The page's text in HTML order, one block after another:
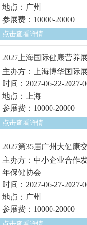
地点：广州
参展费：10000-20000
点击查看详情
2027上海国际健康营养
主办方：上海博华国际
时间：2027-06-22-2027-
地点：上海
参展费：10000-20000
点击查看详情
2027第35届广州大健康
主办方：中小企业合作
年保健协会
时间：2027-06-27-2027-
地点：广州
参展费：10000-20000